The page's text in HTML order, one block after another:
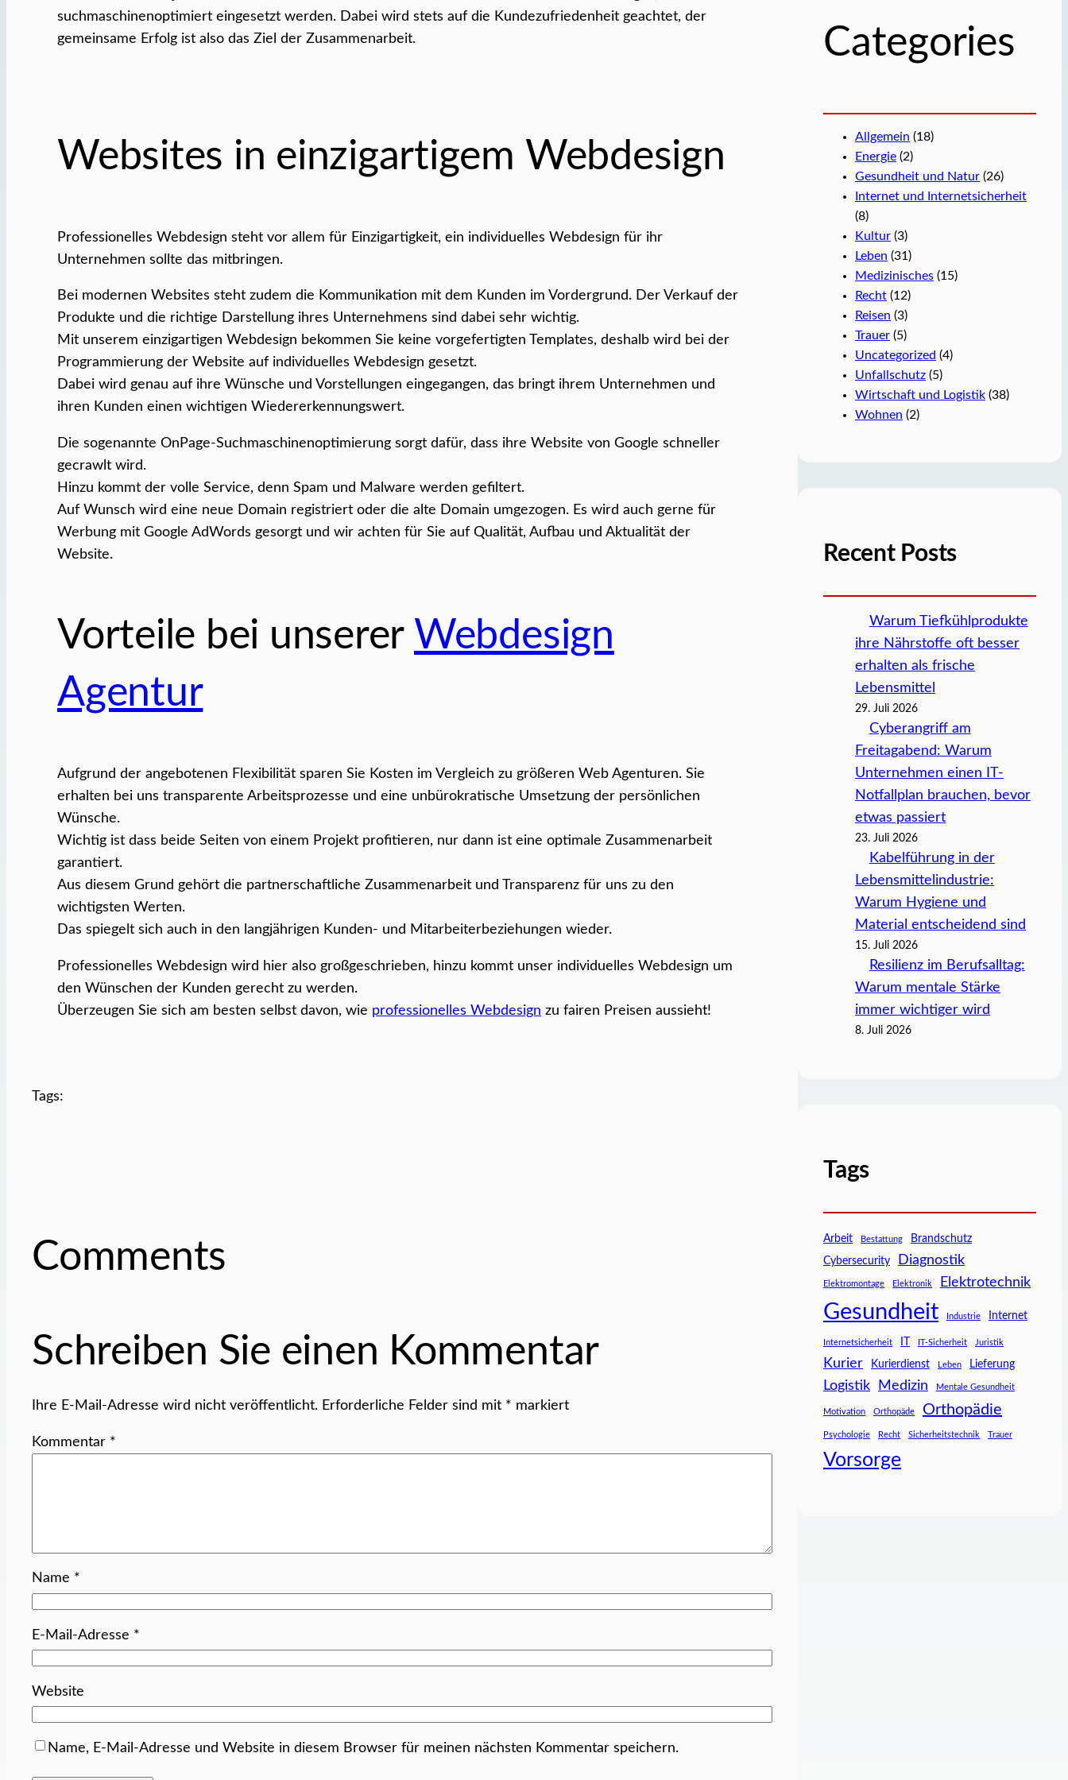
suchmaschinenoptimiert eingesetzt werden. Dabei wird stets auf die Kundezufriedenheit geachtet, der
gemeinsame Erfolg ist also das Ziel der Zusammenarbeit.
Websites in einzigartigem Webdesign
Professionelles Webdesign steht vor allem für Einzigartigkeit, ein individuelles Webdesign für ihr
Unternehmen sollte das mitbringen.
Bei modernen Websites steht zudem die Kommunikation mit dem Kunden im Vordergrund. Der Verkauf der
Produkte und die richtige Darstellung ihres Unternehmens sind dabei sehr wichtig.
Mit unserem einzigartigen Webdesign bekommen Sie keine vorgefertigten Templates, deshalb wird bei der
Programmierung der Website auf individuelles Webdesign gesetzt.
Dabei wird genau auf ihre Wünsche und Vorstellungen eingegangen, das bringt ihrem Unternehmen und
ihren Kunden einen wichtigen Wiedererkennungswert.
Die sogenannte OnPage-Suchmaschinenoptimierung sorgt dafür, dass ihre Website von Google schneller
gecrawlt wird.
Hinzu kommt der volle Service, denn Spam und Malware werden gefiltert.
Auf Wunsch wird eine neue Domain registriert oder die alte Domain umgezogen. Es wird auch gerne für
Werbung mit Google AdWords gesorgt und wir achten für Sie auf Qualität, Aufbau und Aktualität der
Website.
Vorteile bei unserer Webdesign
Agentur
Aufgrund der angebotenen Flexibilität sparen Sie Kosten im Vergleich zu größeren Web Agenturen. Sie
erhalten bei uns transparente Arbeitsprozesse und eine unbürokratische Umsetzung der persönlichen
Wünsche.
Wichtig ist dass beide Seiten von einem Projekt profitieren, nur dann ist eine optimale Zusammenarbeit
garantiert.
Aus diesem Grund gehört die partnerschaftliche Zusammenarbeit und Transparenz für uns zu den
wichtigsten Werten.
Das spiegelt sich auch in den langjährigen Kunden- und Mitarbeiterbeziehungen wieder.
Professionelles Webdesign wird hier also großgeschrieben, hinzu kommt unser individuelles Webdesign um
den Wünschen der Kunden gerecht zu werden.
Überzeugen Sie sich am besten selbst davon, wie professionelles Webdesign zu fairen Preisen aussieht!
Tags:
Comments
Schreiben Sie einen Kommentar
Ihre E-Mail-Adresse wird nicht veröffentlicht. Erforderliche Felder sind mit * markiert
Kommentar *
Name *
E-Mail-Adresse *
Website
Name, E-Mail-Adresse und Website in diesem Browser für meinen nächsten Kommentar speichern.
Categories
Allgemein (18)
Energie (2)
Gesundheit und Natur (26)
Internet und Internetsicherheit
(8)
Kultur (3)
Leben (31)
Medizinisches (15)
Recht (12)
Reisen (3)
Trauer (5)
Uncategorized (4)
Unfallschutz (5)
Wirtschaft und Logistik (38)
Wohnen (2)
Recent Posts
Warum Tiefkühlprodukte
ihre Nährstoffe oft besser
erhalten als frische
Lebensmittel
29. Juli 2026
Cyberangriff am
Freitagabend: Warum
Unternehmen einen IT-
Notfallplan brauchen, bevor
etwas passiert
23. Juli 2026
Kabelführung in der
Lebensmittelindustrie:
Warum Hygiene und
Material entscheidend sind
15. Juli 2026
Resilienz im Berufsalltag:
Warum mentale Stärke
immer wichtiger wird
8. Juli 2026
Tags
Arbeit Bestattung
Brandschutz
Cybersecurity
Diagnostik
Elektromontage Elektronik Elektrotechnik
Gesundheit Industrie Internet
Internetsicherheit IT-Sicherheit Juristik
Kurier Kurierdienst Leben Lieferung
Logistik Medizin Mentale Gesundheit
Motivation Orthopäde Orthopädie
Psychologie Recht Sicherheitstechnik Trauer
Vorsorge